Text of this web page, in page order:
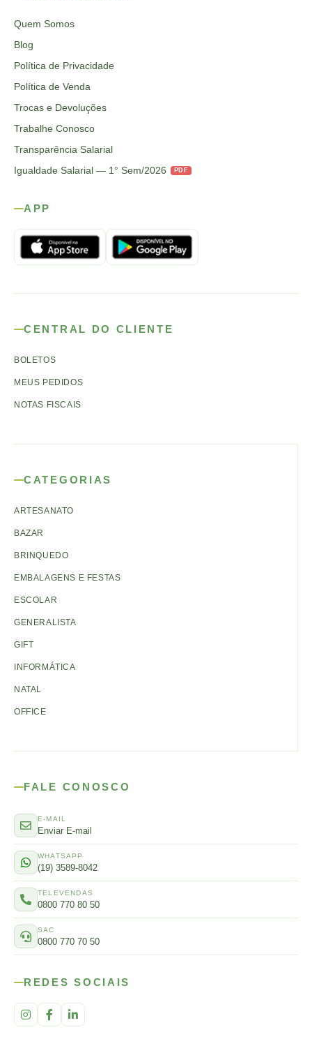
Quem Somos
Blog
Política de Privacidade
Política de Venda
Trocas e Devoluções
Trabalhe Conosco
Transparência Salarial
Igualdade Salarial — 1° Sem/2026
PDF
APP
CENTRAL DO CLIENTE
BOLETOS
MEUS PEDIDOS
NOTAS FISCAIS
CATEGORIAS
ARTESANATO
BAZAR
BRINQUEDO
EMBALAGENS E FESTAS
ESCOLAR
GENERALISTA
GIFT
INFORMÁTICA
NATAL
OFFICE
FALE CONOSCO
E-MAIL
Enviar E-mail
WHATSAPP
(19) 3589-8042
TELEVENDAS
0800 770 80 50
SAC
0800 770 70 50
REDES SOCIAIS